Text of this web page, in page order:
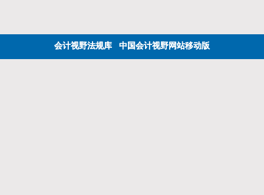
会计视野法规库 中国会计视野网站移动版